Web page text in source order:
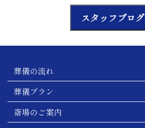
スタッフブログ
葬儀の流れ
葬儀プラン
斎場のご案内